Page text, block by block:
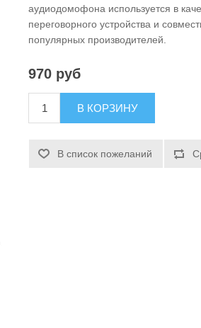
аудиодомофона используется в
переговорного устройства и
популярных производителей.
970 руб